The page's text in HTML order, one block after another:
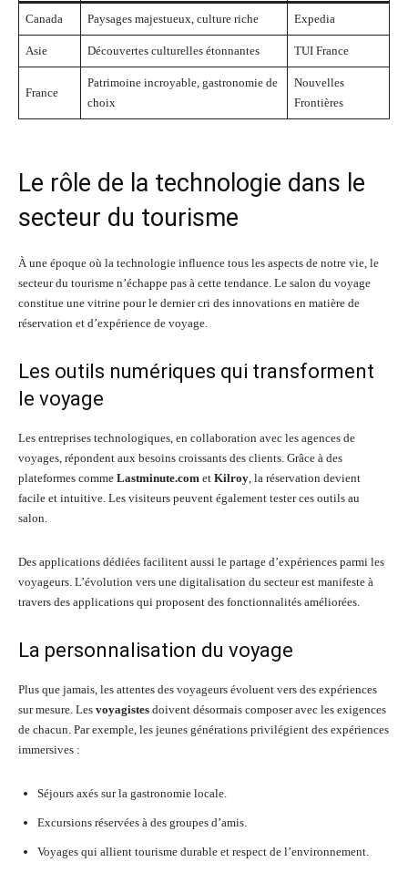
Canada Paysages majestueux, culture riche Expedia
Asie Découvertes culturelles étonnantes TUI France
France
Patrimoine incroyable, gastronomie de
choix
Nouvelles
Frontières
Le rôle de la technologie dans le
secteur du tourisme
À une époque où la technologie influence tous les aspects de notre vie, le
secteur du tourisme n’échappe pas à cette tendance. Le salon du voyage
constitue une vitrine pour le dernier cri des innovations en matière de
réservation et d’expérience de voyage.
Les outils numériques qui transforment
le voyage
Les entreprises technologiques, en collaboration avec les agences de
voyages, répondent aux besoins croissants des clients. Grâce à des
plateformes comme Lastminute.com et Kilroy, la réservation devient
facile et intuitive. Les visiteurs peuvent également tester ces outils au
salon.
Des applications dédiées facilitent aussi le partage d’expériences parmi les
voyageurs. L’évolution vers une digitalisation du secteur est manifeste à
travers des applications qui proposent des fonctionnalités améliorées.
La personnalisation du voyage
Plus que jamais, les attentes des voyageurs évoluent vers des expériences
sur mesure. Les voyagistes doivent désormais composer avec les exigences
de chacun. Par exemple, les jeunes générations privilégient des expériences
immersives :
Séjours axés sur la gastronomie locale.
Excursions réservées à des groupes d’amis.
Voyages qui allient tourisme durable et respect de l’environnement.